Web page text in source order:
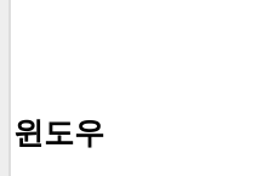
윈도우